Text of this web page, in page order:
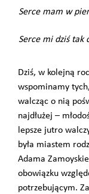
Serce mam w
Serce mi dziś tak
Dziś, w kolejną
wspominamy
walcząc o nią
najdłużej –
lepsze jutro
była miastem
Adama
obowiązku
potrzebującym.